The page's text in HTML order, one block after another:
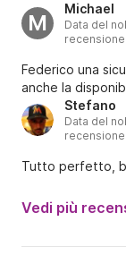
M
Michael
Data del
Federico una
anche la
Stefano
Data del
Tutto perfetto,
Vedi più